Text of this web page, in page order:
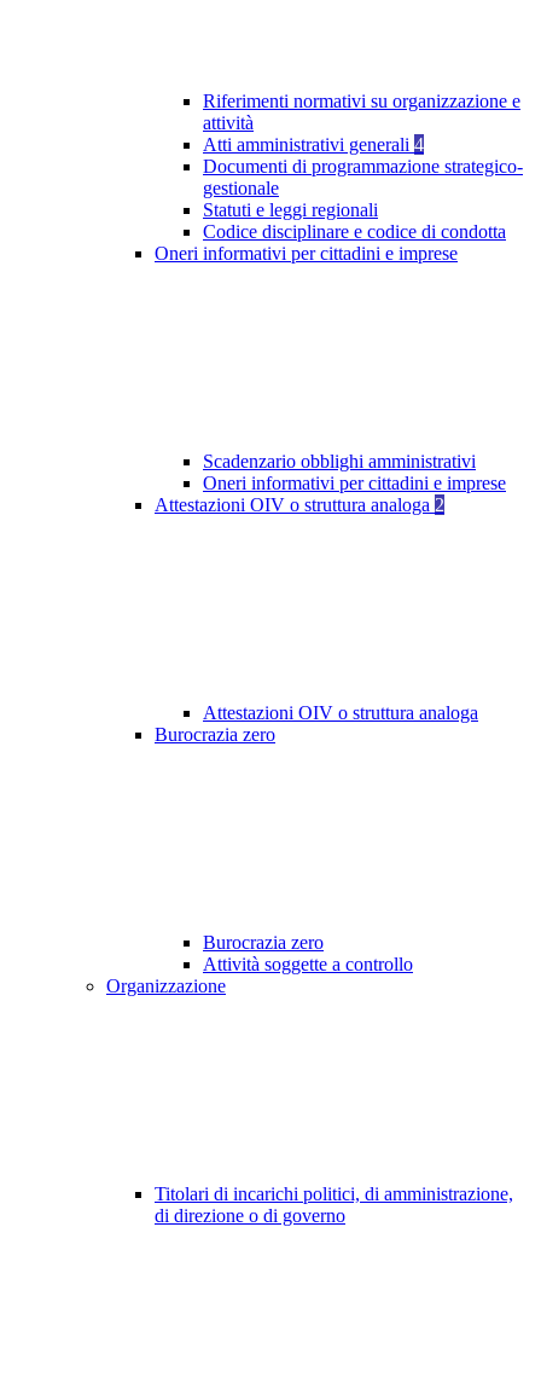
Riferimenti normativi su organizzazione e
attività
Atti amministrativi generali 4
Documenti di programmazione strategico-
gestionale
Statuti e leggi regionali
Codice disciplinare e codice di condotta
Oneri informativi per cittadini e imprese
Scadenzario obblighi amministrativi
Oneri informativi per cittadini e imprese
Attestazioni OIV o struttura analoga 2
Attestazioni OIV o struttura analoga
Burocrazia zero
Burocrazia zero
Attività soggette a controllo
Organizzazione
Titolari di incarichi politici, di amministrazione,
di direzione o di governo